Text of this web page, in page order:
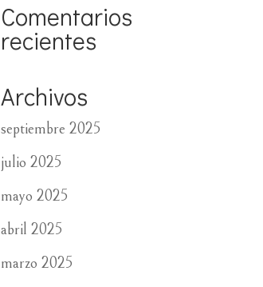
Comentarios
recientes
Archivos
septiembre 2025
julio 2025
mayo 2025
abril 2025
marzo 2025